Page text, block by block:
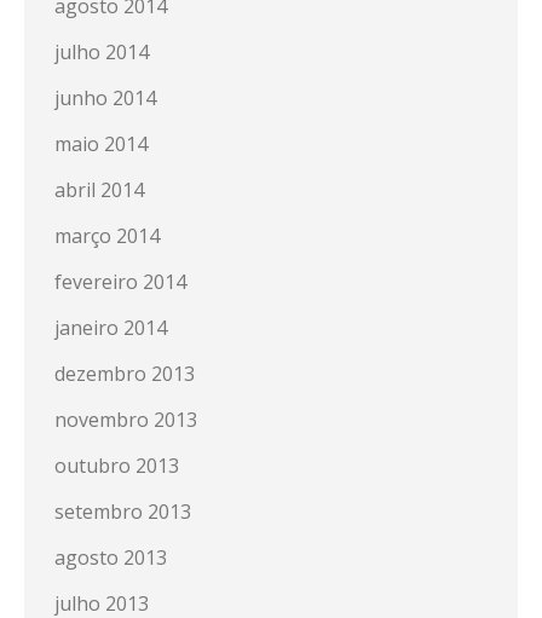
agosto 2014
julho 2014
junho 2014
maio 2014
abril 2014
março 2014
fevereiro 2014
janeiro 2014
dezembro 2013
novembro 2013
outubro 2013
setembro 2013
agosto 2013
julho 2013